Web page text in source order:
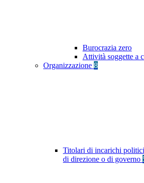
Burocrazia zero
Attività soggette a
Organizzazione 8
Titolari di incarichi
di direzione o di governo